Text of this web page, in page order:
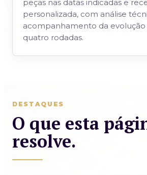
peças nas datas indicadas e
personalizada, com análise
acompanhamento da evolução
quatro rodadas.
DESTAQUES
O que esta
resolve.